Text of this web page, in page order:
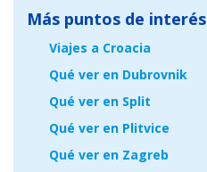
Más puntos de interés
Viajes a Croacia
Qué ver en Dubrovnik
Qué ver en Split
Qué ver en Plitvice
Qué ver en Zagreb